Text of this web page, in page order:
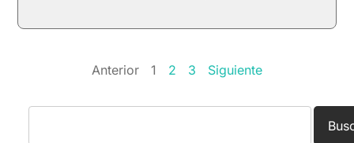
Anterior 1 2 3 Siguiente